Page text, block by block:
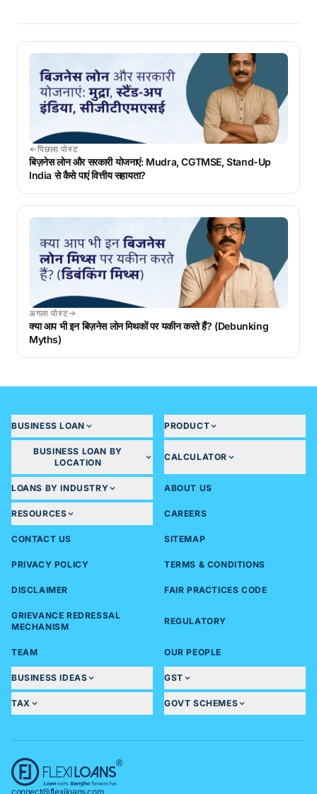
पिछला पोस्ट
बिज़नेस लोन और सरकारी योजनाएं: Mudra, CGTMSE, Stand-Up
India से कैसे पाएं वित्तीय सहायता?
अगला पोस्ट
क्या आप भी इन बिज़नेस लोन मिथकों पर यकीन करते हैं? (Debunking
Myths)
BUSINESS LOAN PRODUCT
BUSINESS LOAN BY
LOCATION
CALCULATOR
LOANS BY INDUSTRY ABOUT US
RESOURCES CAREERS
CONTACT US SITEMAP
PRIVACY POLICY TERMS & CONDITIONS
DISCLAIMER FAIR PRACTICES CODE
GRIEVANCE REDRESSAL
MECHANISM
REGULATORY
TEAM OUR PEOPLE
BUSINESS IDEAS GST
TAX GOVT SCHEMES
connect@flexiloans.com